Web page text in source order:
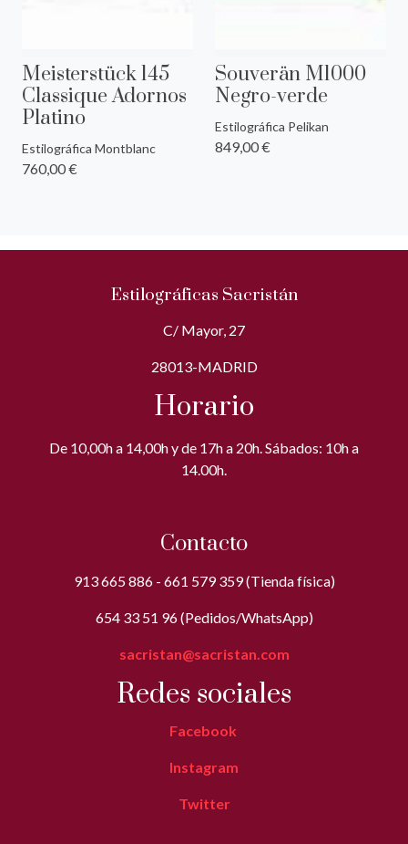
Meisterstück 145
Classique Adornos
Platino
Estilográfica Montblanc
760,00 €
Souverän M1000
Negro-verde
Estilográfica Pelikan
849,00 €
Estilográficas Sacristán
C/ Mayor, 27
28013-MADRID
Horario
De 10,00h a 14,00h y de 17h a 20h. Sábados: 10h a
14.00h.
Contacto
913 665 886 - 661 579 359 (Tienda física)
654 33 51 96 (Pedidos/WhatsApp)
sacristan@sacristan.com
Redes sociales
Facebook
Instagram
Twitter